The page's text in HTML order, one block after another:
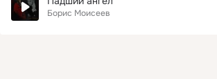
Борис Моисеев